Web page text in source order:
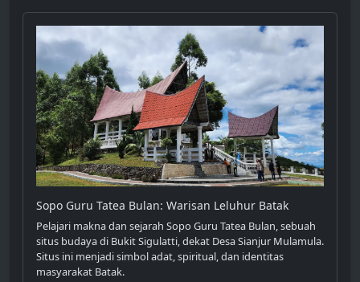
Sopo Guru Tatea Bulan: Warisan Leluhur Batak
Pelajari makna dan sejarah Sopo Guru Tatea Bulan, sebuah
situs budaya di Bukit Sigulatti, dekat Desa Sianjur Mulamula.
Situs ini menjadi simbol adat, spiritual, dan identitas
masyarakat Batak.